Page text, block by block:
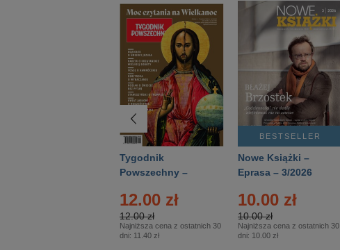
Tygodnik
Powszechny –
12.00 zł
12.00 zł
Najniższa cena z ostatnich 30
dni: 11.40 zł
BESTSELLER
Nowe Książki –
Eprasa – 3/2026
10.00 zł
10.00 zł
Najniższa cena z ostatnich 30
dni: 10.00 zł